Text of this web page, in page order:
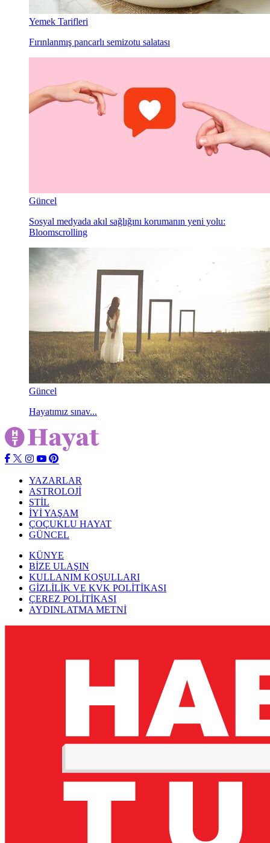
Yemek Tarifleri
Fırınlanmış pancarlı semizotu salatası
Güncel
Sosyal medyada akıl sağlığını korumanın yeni yolu:
Bloomscrolling
Güncel
Hayatımız sınav...
YAZARLAR
ASTROLOJİ
STİL
İYİ YAŞAM
ÇOÇUKLU HAYAT
GÜNCEL
KÜNYE
BİZE ULAŞIN
KULLANIM KOŞULLARI
GİZLİLİK VE KVK POLİTİKASI
ÇEREZ POLİTİKASI
AYDINLATMA METNİ